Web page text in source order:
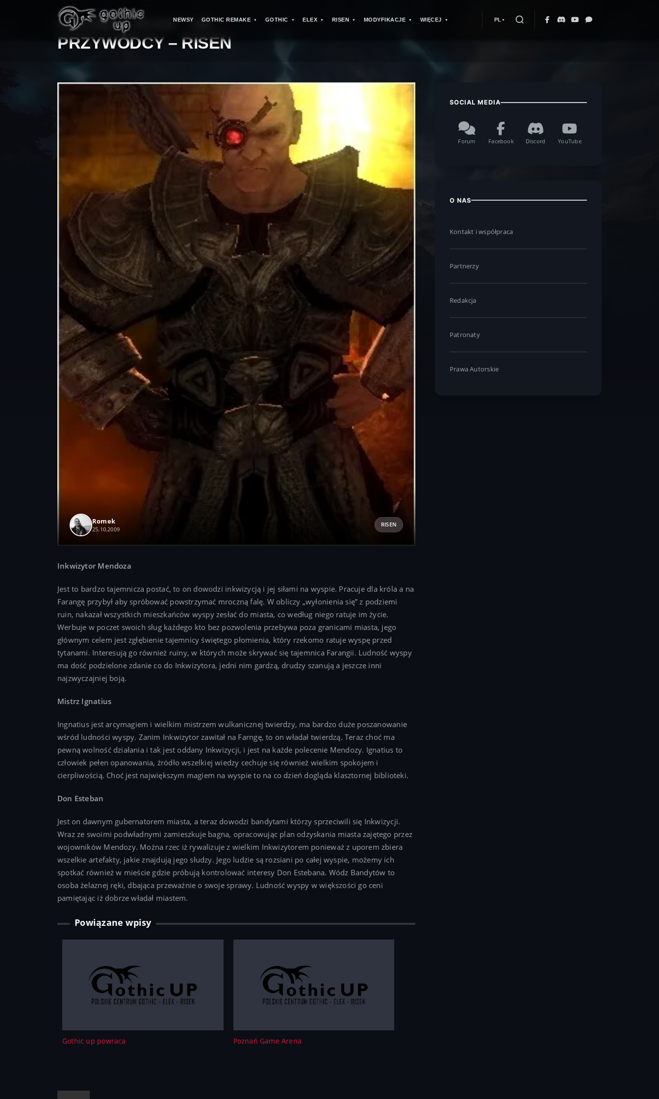
NEWSY GOTHIC REMAKE GOTHIC ELEX RISEN MODYFIKACJE WIĘCEJ PL
STRONA GŁÓWNA >
PRZYWÓDCY – RISEN
Romek
25.10.2009
RISEN
Inkwizytor Mendoza
Jest to bardzo tajemnicza postać, to on dowodzi inkwizycją i jej siłami na wyspie. Pracuje dla króla a na
Farangę przybył aby spróbować powstrzymać mroczną falę. W obliczy „wyłonienia się” z podziemi
ruin, nakazał wszystkich mieszkańców wyspy zesłać do miasta, co według niego ratuje im życie.
Werbuje w poczet swoich sług każdego kto bez pozwolenia przebywa poza granicami miasta, jego
głównym celem jest zgłębienie tajemnicy świętego płomienia, który rzekomo ratuje wyspę przed
tytanami. Interesują go również ruiny, w których może skrywać się tajemnica Farangii. Ludność wyspy
ma dość podzielone zdanie co do Inkwizytora, jedni nim gardzą, drudzy szanują a jeszcze inni
najzwyczajniej boją.
Mistrz Ignatius
Ingnatius jest arcymagiem i wielkim mistrzem wulkanicznej twierdzy, ma bardzo duże poszanowanie
wśród ludności wyspy. Zanim Inkwizytor zawitał na Farngę, to on władał twierdzą. Teraz choć ma
pewną wolność działania i tak jest oddany Inkwizycji, i jest na każde polecenie Mendozy. Ignatius to
człowiek pełen opanowania, źródło wszelkiej wiedzy cechuje się również wielkim spokojem i
cierpliwością. Choć jest największym magiem na wyspie to na co dzień dogląda klasztornej biblioteki.
Don Esteban
Jest on dawnym gubernatorem miasta, a teraz dowodzi bandytami którzy sprzeciwili się Inkwizycji.
Wraz ze swoimi podwładnymi zamieszkuje bagna, opracowując plan odzyskania miasta zajętego przez
wojowników Mendozy. Można rzec iż rywalizuje z wielkim Inkwizytorem ponieważ z uporem zbiera
wszelkie artefakty, jakie znajdują jego słudzy. Jego ludzie są rozsiani po całej wyspie, możemy ich
spotkać również w mieście gdzie próbują kontrolować interesy Don Estebana. Wódz Bandytów to
osoba żelaznej ręki, dbająca przeważnie o swoje sprawy. Ludność wyspy w większości go ceni
pamiętając iż dobrze władał miastem.
Powiązane wpisy
Gothic up powraca Poznań Game Arena
SOCIAL MEDIA
Forum Facebook Discord YouTube
O NAS
Kontakt i współpraca
Partnerzy
Redakcja
Patronaty
Prawa Autorskie